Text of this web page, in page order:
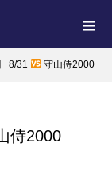
8/31 守山侍2000
侍2000